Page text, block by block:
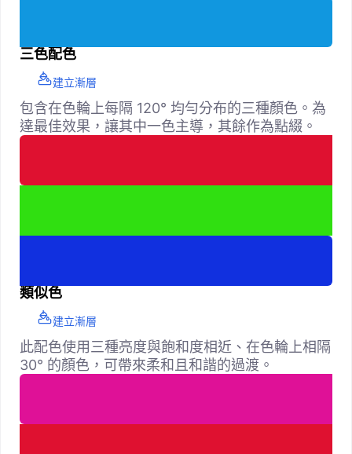
三色配色
建立漸層
包含在色輪上每隔 120° 均勻分布的三種顏色。為
達最佳效果，讓其中一色主導，其餘作為點綴。
類似色
建立漸層
此配色使用三種亮度與飽和度相近、在色輪上相隔
30° 的顏色，可帶來柔和且和諧的過渡。